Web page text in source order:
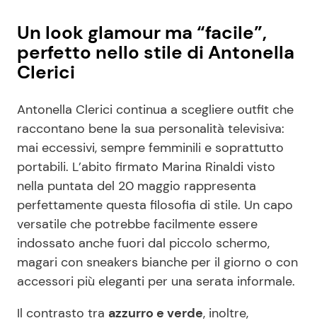
Un look glamour ma “facile”,
perfetto nello stile di Antonella
Clerici
Antonella Clerici continua a scegliere outfit che
raccontano bene la sua personalità televisiva:
mai eccessivi, sempre femminili e soprattutto
portabili. L’abito firmato Marina Rinaldi visto
nella puntata del 20 maggio rappresenta
perfettamente questa filosofia di stile. Un capo
versatile che potrebbe facilmente essere
indossato anche fuori dal piccolo schermo,
magari con sneakers bianche per il giorno o con
accessori più eleganti per una serata informale.
Il contrasto tra azzurro e verde, inoltre,